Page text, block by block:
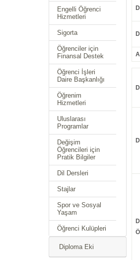
Engelli Öğrenci
Hizmetleri
Sigorta
Öğrenciler için
Finansal Destek
Öğrenci İşleri
Daire Başkanlığı
Öğrenim
Hizmetleri
Uluslarası
Programlar
Değişim
Öğrencileri için
Pratik Bilgiler
Dil Dersleri
Stajlar
Spor ve Sosyal
Yaşam
Öğrenci Kulüpleri
Diploma Eki